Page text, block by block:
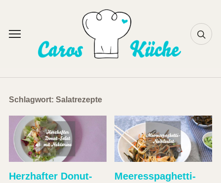
content
Toggle
Schlagwort: Salatrezepte
Herzhafter Donut-
Meeresspaghetti-